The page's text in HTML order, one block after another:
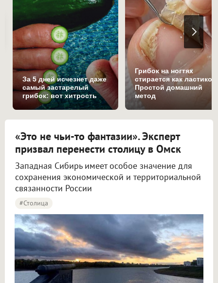
За 5 дней исчезнет даже
самый застарелый
грибок: вот хитрость
Грибок на ногтях
стирается как
Простой домашний
метод
«Это не чьи-то фантазии». Эксперт
призвал перенести столицу в Омск
Западная Сибирь имеет особое значение для
сохранения экономической и территориальной
связанности России
#столица